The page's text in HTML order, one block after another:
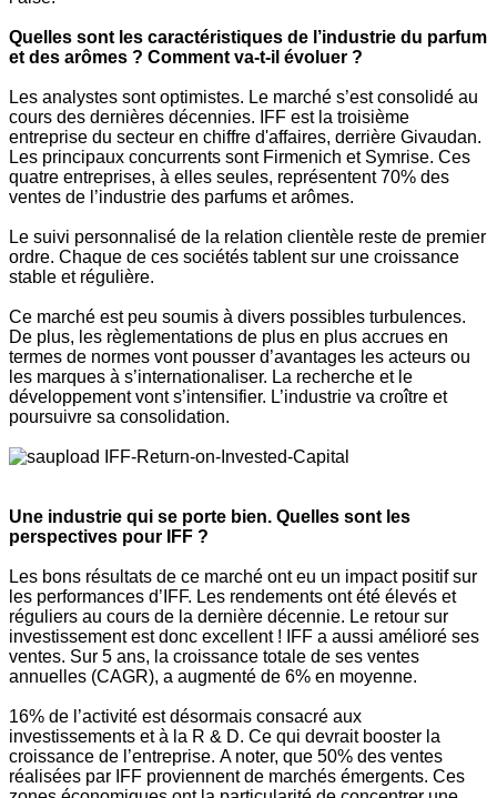
Quelles sont les caractéristiques de l’industrie du parfum
et des arômes ? Comment va-t-il évoluer ?
Les analystes sont optimistes. Le marché s’est consolidé au
cours des dernières décennies. IFF est la troisième
entreprise du secteur en chiffre d'affaires, derrière Givaudan.
Les principaux concurrents sont Firmenich et Symrise. Ces
quatre entreprises, à elles seules, représentent 70% des
ventes de l’industrie des parfums et arômes.
Le suivi personnalisé de la relation clientèle reste de premier
ordre. Chaque de ces sociétés tablent sur une croissance
stable et régulière.
Ce marché est peu soumis à divers possibles turbulences.
De plus, les règlementations de plus en plus accrues en
termes de normes vont pousser d’avantages les acteurs ou
les marques à s’internationaliser. La recherche et le
développement vont s’intensifier. L’industrie va croître et
poursuivre sa consolidation.
Une industrie qui se porte bien. Quelles sont les
perspectives pour IFF ?
Les bons résultats de ce marché ont eu un impact positif sur
les performances d’IFF. Les rendements ont été élevés et
réguliers au cours de la dernière décennie. Le retour sur
investissement est donc excellent !
IFF a aussi amélioré ses
ventes. Sur 5 ans, la croissance totale de ses ventes
annuelles (CAGR), a augmenté de 6% en moyenne.
16% de l’activité est désormais consacré aux
investissements et à la R & D. Ce qui devrait booster la
croissance de l’entreprise. A noter, que 50% des ventes
réalisées par IFF proviennent de marchés émergents. Ces